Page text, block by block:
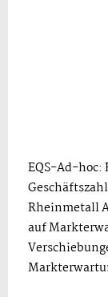
EQS-Ad-hoc:
Rheinmetall
auf